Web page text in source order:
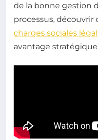
de la bonne gestion
processus,
charges sociales
avantage